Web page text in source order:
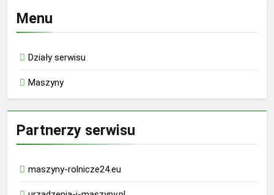
Menu
Działy serwisu
Maszyny
Partnerzy serwisu
maszyny-rolnicze24.eu